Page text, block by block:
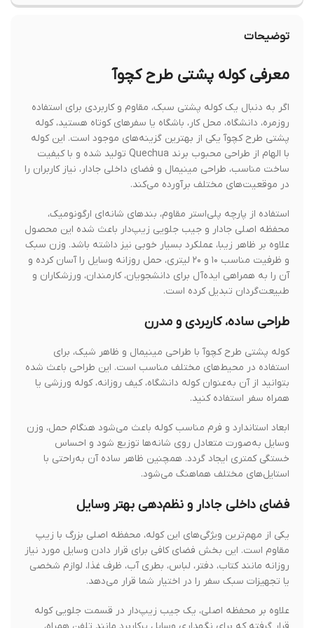
توضیحات
معرفی کوله پشتی طرح کچوآ
اگر به دنبال یک کوله پشتی سبک، مقاوم و کاربردی برای استفاده
روزمره، دانشگاه، محل کار، باشگاه یا سفرهای کوتاه هستید، کوله
پشتی طرح کچوآ یکی از بهترین گزینه‌های موجود است. این کوله
با الهام از طراحی محبوب برند Quechua تولید شده و با کیفیت
ساخت مناسب، طراحی مینیمال و فضای داخلی جادار، نیاز کاربران را
در موقعیت‌های مختلف برآورده می‌کند.
استفاده از پارچه پلی‌استر مقاوم، بندهای شانه‌ای ارگونومیک،
محفظه اصلی جادار و جیب جلویی زیپ‌دار باعث شده این محصول
علاوه بر ظاهر زیبا، عملکرد بسیار خوبی نیز داشته باشد. وزن سبک
و ظرفیت مناسب ۱۰ و ۲۰ لیتری، حمل روزانه وسایل را آسان کرده و
آن را به همراهی ایده‌آل برای دانشجویان، کارمندان، ورزشکاران و
طبیعت‌گردان تبدیل کرده است.
طراحی ساده، کاربردی و مدرن
کوله پشتی طرح کچوآ با طراحی مینیمال و ظاهر شیک، برای
استفاده در محیط‌های مختلف مناسب است. این طراحی باعث شده
بتوانید از آن به‌عنوان کوله دانشگاه، کیف روزانه، کوله ورزشی یا
همراه سفر استفاده کنید.
ابعاد استاندارد و فرم مناسب کوله باعث می‌شود هنگام حمل، وزن
وسایل به‌صورت متعادل روی شانه‌ها توزیع شود و احساس
خستگی کمتری ایجاد گردد. همچنین ظاهر ساده آن به‌راحتی با
استایل‌های مختلف هماهنگ می‌شود.
فضای داخلی جادار و نظم‌دهی بهتر وسایل
یکی از مهم‌ترین ویژگی‌های این کوله، محفظه اصلی بزرگ با زیپ
مقاوم است. این بخش فضای کافی برای قرار دادن وسایل مورد نیاز
روزانه مانند کتاب، دفتر، لباس، بطری آب، ظرف غذا، لوازم شخصی
یا تجهیزات سبک سفر را در اختیار شما قرار می‌دهد.
علاوه بر محفظه اصلی، یک جیب زیپ‌دار در قسمت جلویی کوله